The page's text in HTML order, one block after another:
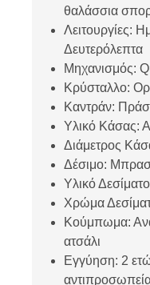
θαλάσσια
Λειτουργίες:
Δευτερόλεπτα
Μηχανισμός:
Κρύσταλλο:
Καντράν:
Υλικό Κάσας:
Διάμετρος
Δέσιμο:
Υλικό
Χρώμα
Κούμπωμα:
ατσάλι
Εγγύηση: 2